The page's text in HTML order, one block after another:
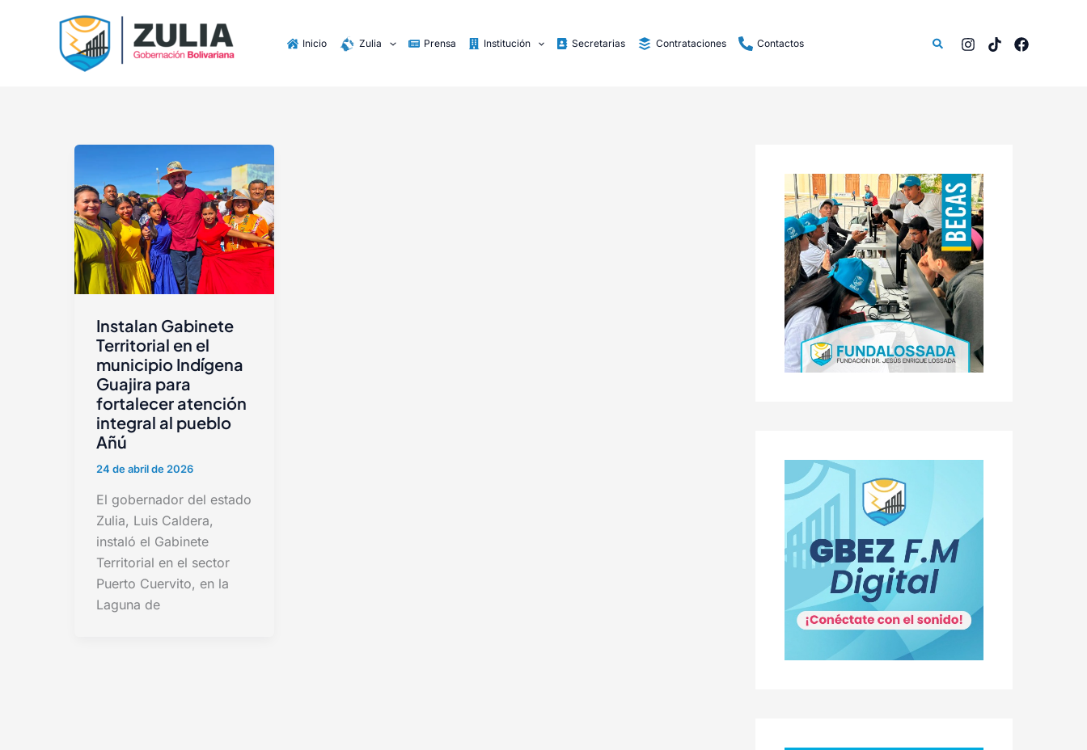
contenido
Inicio Zulia Prensa Institución Secretarias Contrataciones Contactos Buscar
Instalan Gabinete
Territorial en el
municipio Indígena
Guajira para
fortalecer atención
integral al pueblo
Añú
24 de abril de 2026
El gobernador del estado
Zulia, Luis Caldera,
instaló el Gabinete
Territorial en el sector
Puerto Cuervito, en la
Laguna de